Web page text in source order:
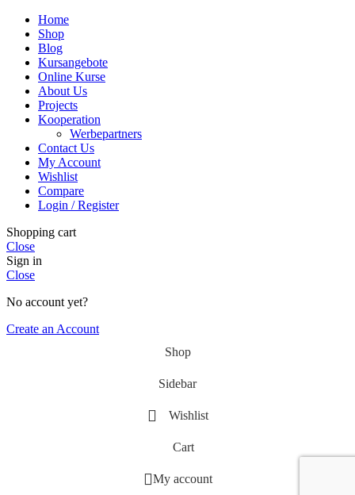
Home
Shop
Blog
Kursangebote
Online Kurse
About Us
Projects
Kooperation
Werbepartners
Contact Us
My Account
Wishlist
Compare
Login / Register
Shopping cart
Close
Sign in
Close
No account yet?
Create an Account
Shop
Sidebar
Wishlist
Cart
My account